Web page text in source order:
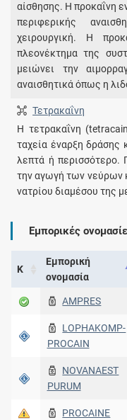
αίσθησης. Η προκαΐνη
περιφερικής
χειρουργική. Η
πλεονέκτημα της
μειώνει την
αναισθητικά όπως η
Τετρακαΐνη
Η τετρακαΐνη
ταχεία έναρξη δράσης
λεπτά ή περισσότερο.
την αγωγή των νεύρων
νατρίου διαμέσου της
Εμπορικές
Κ
Εμπορική
ονομασία
AMPRES
LOPHAKOMP-
PROCAIN
NOVANAEST
PURUM
PROCAINE